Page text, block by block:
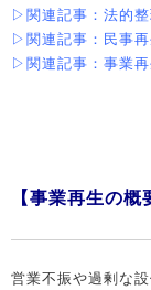
▷関連記事：法的
▷関連記事：民事
▷関連記事：事業
【事業再生の概
営業不振や過剰な